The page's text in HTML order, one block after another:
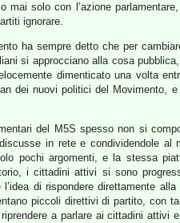
mai solo con l’azione
ignorare.
ha sempre detto che per
si approcciano alla cosa
dimenticato una volta
dei nuovi politici del Movimento,
del M5S spesso non si
in rete e condividendole
pochi argomenti, e la stessa
i cittadini attivi si sono
di rispondere direttamente
piccoli direttivi di partito, con
riprendere a parlare ai cittadini